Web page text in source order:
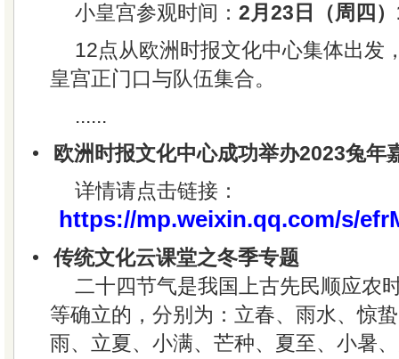
小皇宫参观时间： 2月23日（周四
12点从欧洲时报文化中心集体出发
皇宫正门口与队伍集合。
......
•
欧洲时报文化中心成功举办2023兔年
详情请点击链接：
https://mp.weixin.qq.com/s/
•
传统文化云课堂之冬季专题
二十四节气是我国上古先民顺应农
等确立的，分别为：立春、雨水、惊
雨、立夏、小满、芒种、夏至、小暑